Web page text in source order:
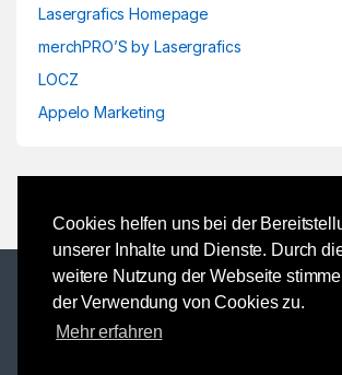
Cookies helfen uns bei der
unserer Inhalte und Dienste. Durch
weitere Nutzung der Webseite
der Verwendung von Cookies zu.
Mehr erfahren
Lasergrafics Homepage
merchPRO’S by Lasergrafics
LOCZ
Appelo Marketing